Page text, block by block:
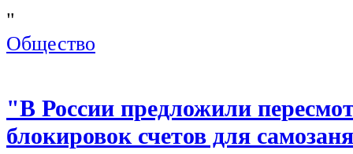
"
Общество
"В России предложили
блокировок счетов для